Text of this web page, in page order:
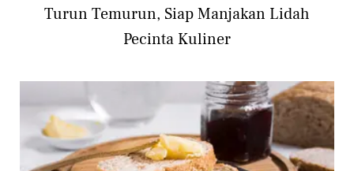
Turun Temurun, Siap Manjakan Lidah
Pecinta Kuliner